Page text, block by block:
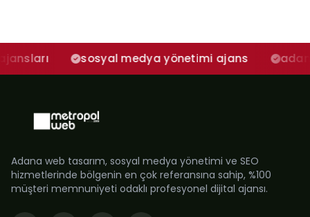
sosyal medya yönetimi ajans adana sosyal
Adana web tasarım, sosyal medya yönetimi ve SEO
hizmetlerinde bölgenin en çok referansına sahip, %100
müşteri memnuniyeti odaklı profesyonel dijital ajansı.